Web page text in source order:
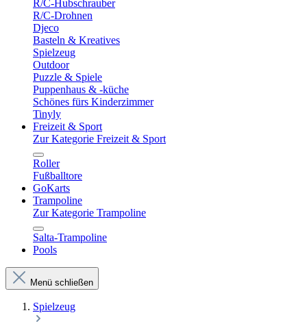
R/C-Hubschrauber
R/C-Drohnen
Djeco
Basteln & Kreatives
Spielzeug
Outdoor
Puzzle & Spiele
Puppenhaus & -küche
Schönes fürs Kinderzimmer
Tinyly
Freizeit & Sport
Zur Kategorie Freizeit & Sport
Roller
Fußballtore
GoKarts
Trampoline
Zur Kategorie Trampoline
Salta-Trampoline
Pools
Menü schließen
Spielzeug